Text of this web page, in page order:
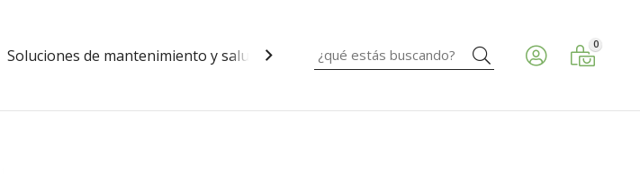
Soluciones de mantenimiento y salud ocular. Buscar 0